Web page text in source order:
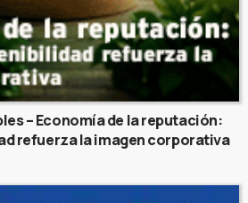
– Economía de la reputación:
refuerza la imagen corporativa